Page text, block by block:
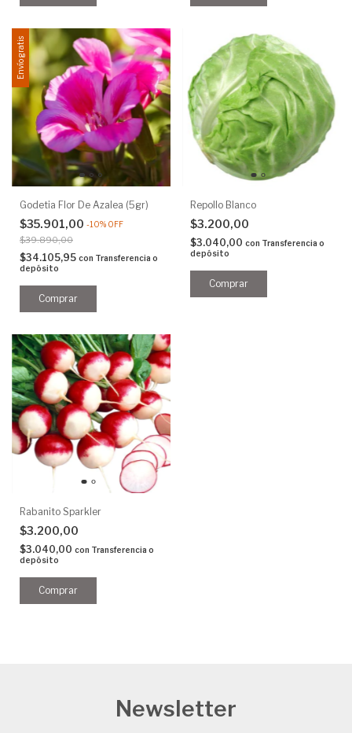
Envío gratis
Godetia Flor De Azalea (5gr)
$35.901,00 -10% OFF
$39.890,00
$34.105,95 con Transferencia o
depósito
Repollo Blanco
$3.200,00
$3.040,00 con Transferencia o
depósito
Rabanito Sparkler
$3.200,00
$3.040,00 con Transferencia o
depósito
Newsletter